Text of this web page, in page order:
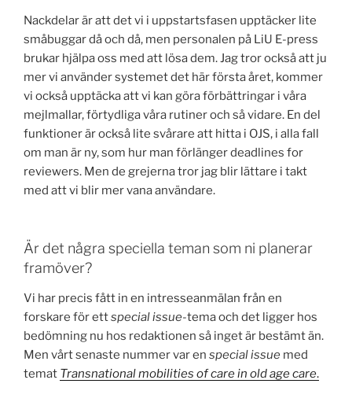
Nackdelar är att det vi i uppstartsfasen upptäcker lite
småbuggar då och då, men personalen på LiU E-press
brukar hjälpa oss med att lösa dem. Jag tror också att ju
mer vi använder systemet det här första året, kommer
vi också upptäcka att vi kan göra förbättringar i våra
mejlmallar, förtydliga våra rutiner och så vidare. En del
funktioner är också lite svårare att hitta i OJS, i alla fall
om man är ny, som hur man förlänger deadlines for
reviewers. Men de grejerna tror jag blir lättare i takt
med att vi blir mer vana användare.
Är det några speciella teman som ni planerar
framöver?
Vi har precis fått in en intresseanmälan från en
forskare för ettspecial issue-tema och det ligger hos
bedömning nu hos redaktionen så inget är bestämt än.
Men vårt senaste nummer var en special issue med
temat Transnational mobilities of care in old age care.